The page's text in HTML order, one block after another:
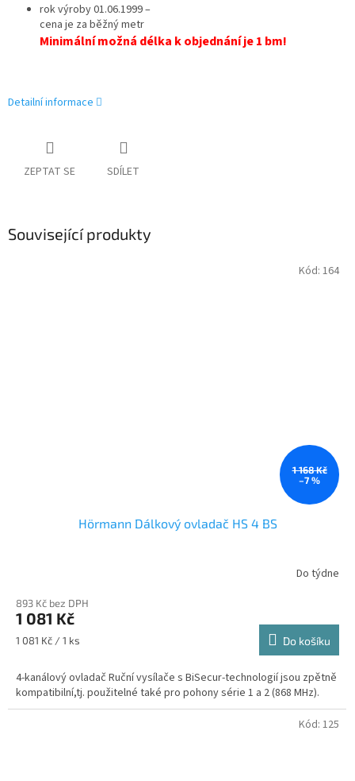
rok výroby 01.06.1999 –
cena je za běžný metr
Minimální možná délka k objednání je 1 bm!
Detailní informace
ZEPTAT SE SDÍLET
Související produkty
1 168 Kč
–7 %
Hörmann Dálkový ovladač HS 4 BS
Do týdne
893 Kč bez DPH
1 081 Kč
Měrná
1 081 Kč / 1 ks Do košíku
4-kanálový ovladač Ruční vysílače s BiSecur-technologií jsou zpětně
kompatibilní,tj. použitelné také pro pohony série 1 a 2 (868 MHz).
Kód: 164
Kód: 125